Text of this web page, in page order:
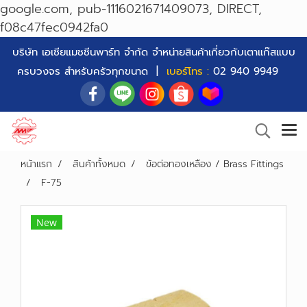
google.com, pub-1116021671409073, DIRECT,
f08c47fec0942fa0
บริษัท เอเซียแมชชีนพาร์ท จำกัด จำหน่ายสินค้าเกี่ยวกับเตาแก๊สแบบ
ครบวงจร สำหรับครัวทุกขนาด | เบอร์โทร : 02 940 9949
หน้าแรก สินค้าทั้งหมด
ข้อต่อทองเหลือง / Brass Fittings
F-75
New